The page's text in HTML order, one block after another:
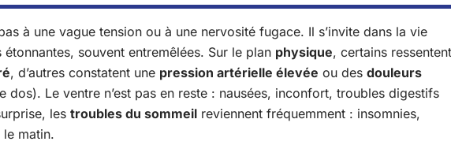
à une vague tension ou à une nervosité fugace. Il s’invite dans la vie
souvent entremêlées. Sur le plan physique, certains ressentent
, d’autres constatent une pression artérielle élevée ou des douleurs
dos). Le ventre n’est pas en reste : nausées, inconfort, troubles digestifs
les troubles du sommeil reviennent fréquemment : insomnies,
matin.